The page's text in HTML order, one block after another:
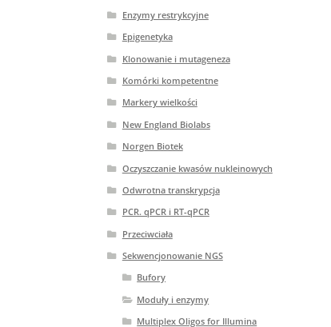
Enzymy restrykcyjne
Epigenetyka
Klonowanie i mutageneza
Komórki kompetentne
Markery wielkości
New England Biolabs
Norgen Biotek
Oczyszczanie kwasów nukleinowych
Odwrotna transkrypcja
PCR. qPCR i RT-qPCR
Przeciwciała
Sekwencjonowanie NGS
Bufory
Moduły i enzymy
Multiplex Oligos for Illumina